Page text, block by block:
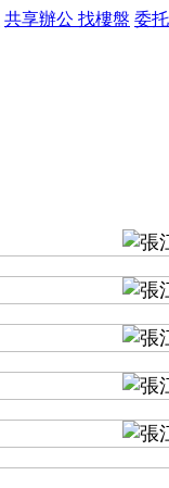
共享辦公 找樓盤 委